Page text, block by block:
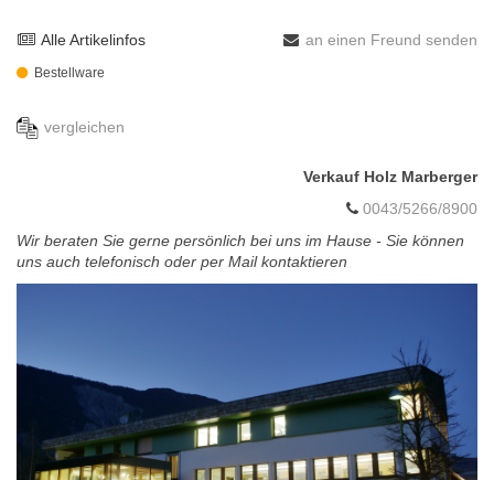
Alle Artikelinfos an einen Freund senden
Bestellware
vergleichen
Verkauf Holz Marberger
0043/5266/8900
Wir beraten Sie gerne persönlich bei uns im Hause - Sie können
uns auch telefonisch oder per Mail kontaktieren